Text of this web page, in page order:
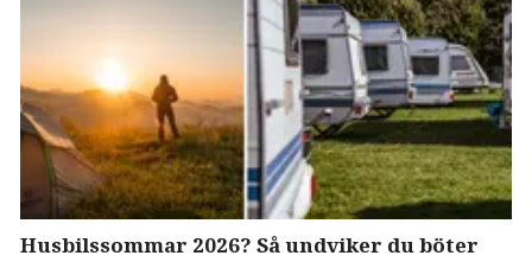
Husbilssommar 2026? Så undviker du böter